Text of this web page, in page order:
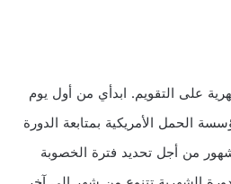
على التقويم. ابدأي من أول يوم
الحمل الأمريكية بمتابعة الدورة
على الأقل لمدة 8 شهور من أجل تحديد فترة الخصوبة